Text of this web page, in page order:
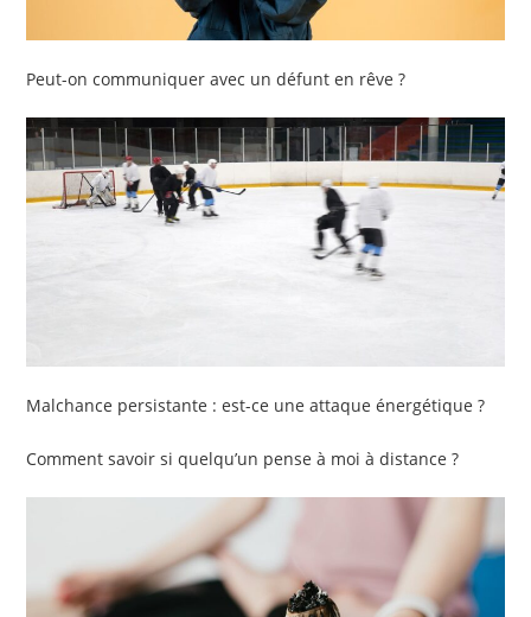
Peut-on communiquer avec un défunt en rêve ?
Malchance persistante : est-ce une attaque énergétique ?
Comment savoir si quelqu’un pense à moi à distance ?